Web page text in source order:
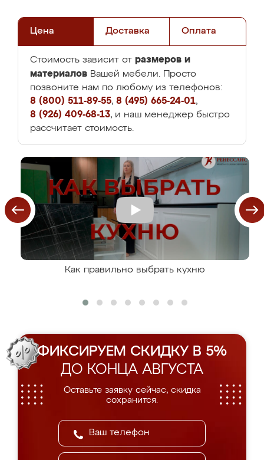
Цена Доставка Оплата
Стоимость зависит от размеров и
материалов Вашей мебели. Просто
позвоните нам по любому из телефонов:
8 (800) 511-89-55, 8 (495) 665-24-01,
8 (926) 409-68-13, и наш менеджер быстро
рассчитает стоимость.
Как правильно выбрать кухню
ФИКСИРУЕМ СКИДКУ В 5%
ДО КОНЦА АВГУСТА
Оставьте заявку сейчас, скидка
сохранится.